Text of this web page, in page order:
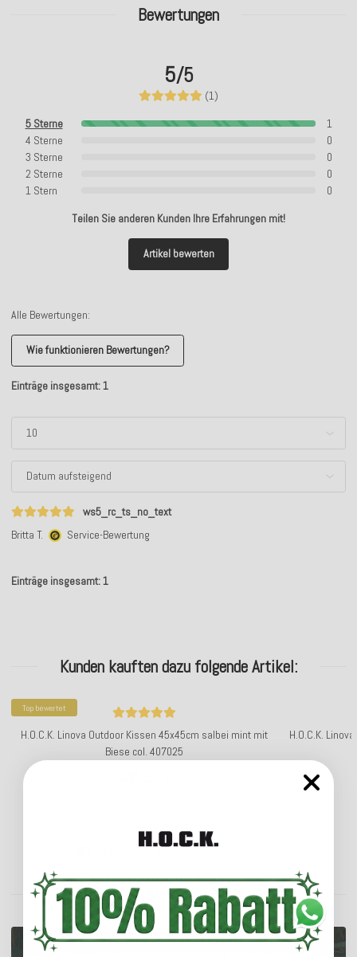
Bewertungen
5/5
(1)
5 Sterne
1
4 Sterne
0
3 Sterne
0
2 Sterne
0
1 Stern
0
Teilen Sie anderen Kunden Ihre Erfahrungen mit!
Artikel bewerten
Alle Bewertungen:
Wie funktionieren Bewertungen?
Einträge insgesamt: 1
ws5_rc_ts_no_text
Britta T.
Service-Bewertung
Einträge insgesamt: 1
Kunden kauften dazu folgende Artikel:
Top bewertet
H.O.C.K. Linova Outdoor Kissen 45x45cm salbei mint mit
Biese col. 407025
Lieferzeit: ca. 14 Werktage
H.O.C.K.
ENTDECKEN SIE UNSER SORTIMENT